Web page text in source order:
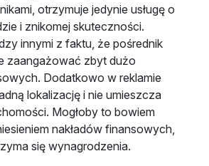
otrzymuje jedynie usługę o
i znikomej skuteczności.
innymi z faktu, że pośrednik
zaangażować zbyt dużo
Dodatkowo w reklamie
lokalizację i nie umieszcza
Mogłoby to bowiem
nakładów finansowych,
się wynagrodzenia.